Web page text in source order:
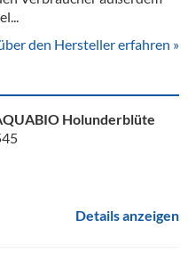
den Hersteller erfahren »
Holunderblüte
Details anzeigen